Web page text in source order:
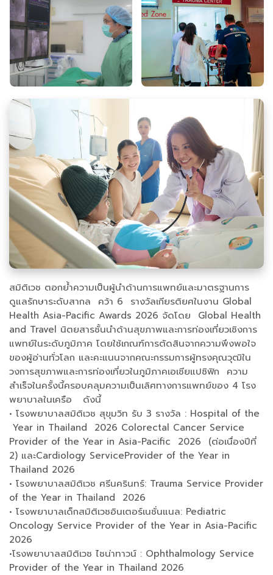
สมิติเวช ตอกย้ำความเป็นผู้นำด้านการแพทย์และมาตรฐานการ
ดูแลรักษาระดับสากล คว้า 6 รางวัลเกียรติยศในงาน Global
Health Asia-Pacific Awards 2026 จัดโดย Global Health
and Travel นิตยสารชั้นนำด้านสุขภาพและการท่องเที่ยวเชิงการ
แพทย์ในระดับภูมิภาค โดยใช้เกณฑ์การตัดสินจากความพึงพอใจ
ของผู้อ่านทั่วโลก และคะแนนจากคณะกรรมการผู้ทรงคุณวุฒิใน
วงการสุขภาพและการท่องเที่ยวในภูมิภาคเอเชียแปซิฟิก ความ
สำเร็จในครั้งนี้ครอบคลุมความเป็นเลิศทางการแพทย์ของ 4 โรง
พยาบาลในเครือ ดังนี้
• โรงพยาบาลสมิติเวช สุขุมวิท รับ 3 รางวัล : Hospital of the
Year in Thailand 2026 Colorectal Cancer Service
Provider of the Year in Asia-Pacific 2026 (ต่อเนื่องปีที่
2) และCardiology ServiceProvider of the Year in
Thailand 2026
• โรงพยาบาลสมิติเวช ศรีนครินทร์: Trauma Service Provider
of the Year in Thailand 2026
• โรงพยาบาลเด็กสมิติเวชอินเตอร์เนชั่นแนล: Pediatric
Oncology Service Provider of the Year in Asia-Pacific
2026
•โรงพยาบาลสมิติเวช ไชน่าทาวน์ : Ophthalmology Service
Provider of the Year in Thailand 2026